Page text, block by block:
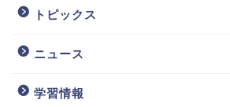
トピックス
ニュース
学習情報